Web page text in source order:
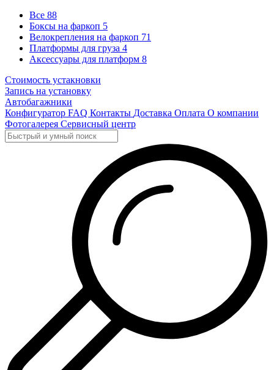
Все 88
Боксы на фаркоп 5
Велокрепления на фаркоп 71
Платформы для груза 4
Аксессуары для платформ 8
Стоимость устакновки
Запись на установку
Автобагажники
Конфигуратор FAQ Контакты Доставка Оплата О компании
Фотогалерея Сервисный центр